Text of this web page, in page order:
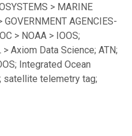
> MARINE
GOVERNMENT AGENCIES-
> NOAA > IOOS;
Axiom Data Science; ATN;
Integrated Ocean
satellite telemetry tag;